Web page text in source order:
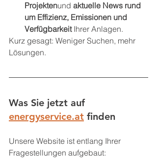
Projektenund aktuelle News rund
um Effizienz, Emissionen und
Verfügbarkeit Ihrer Anlagen.
Kurz gesagt: Weniger Suchen, mehr
Lösungen.
Was Sie jetzt auf
energyservice.at finden
Unsere Website ist entlang Ihrer
Fragestellungen aufgebaut: